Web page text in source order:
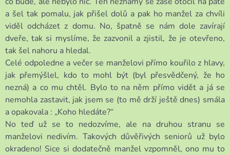
a šel tak pomalu, jak přišel dolů a pak ho manžel za chvíli
viděl odcházet z domu. No, špatně se nám dole zavírají
dveře, tak si myslíme, že zazvonil a zjistil, že je otevřeno,
tak šel nahoru a hledal.
Celé odpoledne a večer se manželovi přímo kouřilo z hlavy,
jak přemýšlel, kdo to mohl být (byl přesvědčený, že ho
nezná) a co mu chtěl. Bylo to na něm přímo vidět a já se
nemohla zastavit, jak jsem se (to mě drží ještě dnes) smála
a opakovala : „Koho hledáte?“
No teď už se to nedozvíme, ale na druhou stranu se
manželovi nedivím. Takových důvěřivých seniorů už bylo
okradeno! Sice si dodatečně manžel vzpomněl, ono mu to